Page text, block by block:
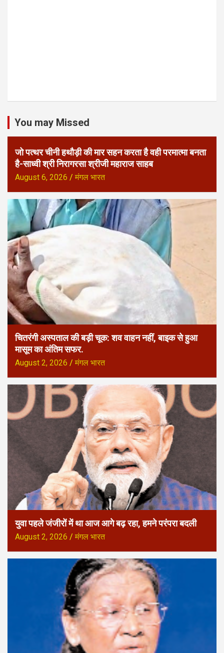
You may Missed
जो पत्थर चीनी हथौड़ी की मार सहन करता है वही परमात्मा बनता
है-साध्वी श्री निरागरसा श्रीजी महाराज साहब
August 6, 2026 मंगल भारत
चितरंगी अस्पताल की बड़ी चूक: शव वाहन नहीं, बाइक से हुआ
मासूम का अंतिम सफर.
August 2, 2026 मंगल भारत
युवा पहले जंजीरों में था आज आगे बढ़ रहा, हमने परंपरा बदली
August 2, 2026 मंगल भारत